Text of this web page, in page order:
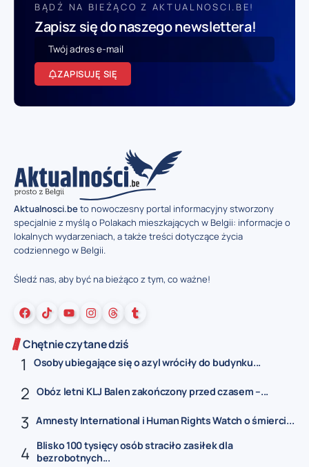
BĄDŹ NA BIEŻĄCO Z AKTUALNOSCI.BE!
Zapisz się do naszego newslettera!
ZAPISUJĘ SIĘ
Aktualnosci.beto nowoczesny portal informacyjny stworzony
specjalnie z myślą o Polakach mieszkających w Belgii: informacje o
lokalnych wydarzeniach, a także treści dotyczące życia
codziennego w Belgii.
Śledź nas, aby być na bieżąco z tym, co ważne!
Chętnie czytane dziś
Osoby ubiegające się o azyl wróciły do budynku...
Obóz letni KLJ Balen zakończony przed czasem –...
Amnesty International i Human Rights Watch o śmierci...
Blisko 100 tysięcy osób straciło zasiłek dla
bezrobotnych...